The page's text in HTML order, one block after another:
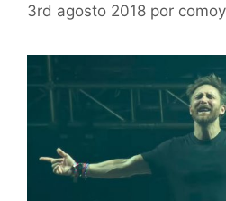
3rd agosto 2018 por